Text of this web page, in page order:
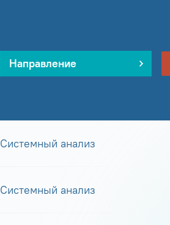
Направление
Системный анализ
Системный анализ